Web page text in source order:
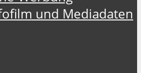
und Mediadaten